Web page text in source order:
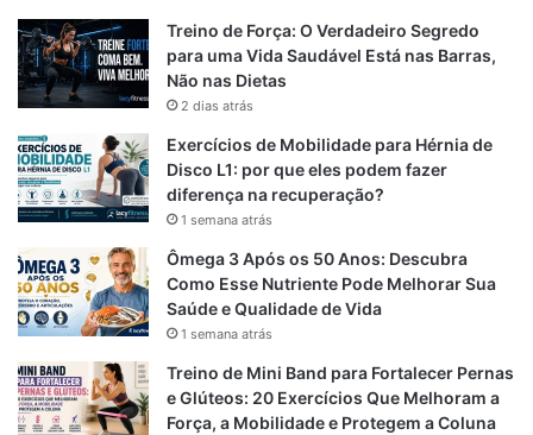
e
b
o
k
e
g
a
t
p
Treino de Força: O Verdadeiro Segredo
para uma Vida Saudável Está nas Barras,
Não nas Dietas
2 dias atrás
Exercícios de Mobilidade para Hérnia de
Disco L1: por que eles podem fazer
diferença na recuperação?
1 semana atrás
Ômega 3 Após os 50 Anos: Descubra
Como Esse Nutriente Pode Melhorar Sua
Saúde e Qualidade de Vida
1 semana atrás
Treino de Mini Band para Fortalecer Pernas
e Glúteos: 20 Exercícios Que Melhoram a
Força, a Mobilidade e Protegem a Coluna